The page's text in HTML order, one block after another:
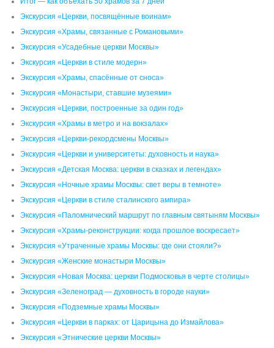
Экскурсия «Церкви, посвящённые воинам»
Экскурсия «Храмы, связанные с Романовыми»
Экскурсия «Усадебные церкви Москвы»
Экскурсия «Церкви в стиле модерн»
Экскурсия «Храмы, спасённые от сноса»
Экскурсия «Монастыри, ставшие музеями»
Экскурсия «Церкви, построенные за один год»
Экскурсия «Храмы в метро и на вокзалах»
Экскурсия «Церкви-рекордсмены Москвы»
Экскурсия «Церкви и университеты: духовность и наука»
Экскурсия «Детская Москва: церкви в сказках и легендах»
Экскурсия «Ночные храмы Москвы: свет веры в темноте»
Экскурсия «Церкви в стиле сталинского ампира»
Экскурсия «Паломнический маршрут по главным святыням Москвы»
Экскурсия «Храмы-реконструкции: когда прошлое воскресает»
Экскурсия «Утраченные храмы Москвы: где они стояли?»
Экскурсия «Женские монастыри Москвы»
Экскурсия «Новая Москва: церкви Подмосковья в черте столицы»
Экскурсия «Зеленоград — духовность в городе науки»
Экскурсия «Подземные храмы Москвы»
Экскурсия «Церкви в парках: от Царицына до Измайлова»
Экскурсия «Этнические церкви Москвы»